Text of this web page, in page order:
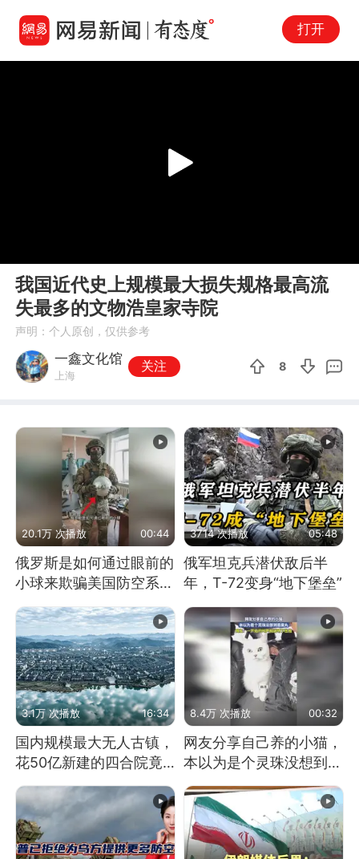
打开
Play
我国近代史上规模最大损失规格最高流
失最多的文物浩皇家寺院
声明：个人原创，仅供参考
一鑫文化馆
上海
关注 8
20.1万 次播放 00:44
俄罗斯是如何通过眼前的
小球来欺骗美国防空系统
3714 次播放 05:48
俄军坦克兵潜伏敌后半
年，T-72变身“地下堡垒”
3.1万 次播放 16:34
国内规模最大无人古镇，
花50亿新建的四合院竟
没人住，发生了啥
8.4万 次播放 00:32
网友分享自己养的小猫，
本以为是个灵珠没想到是
魔丸